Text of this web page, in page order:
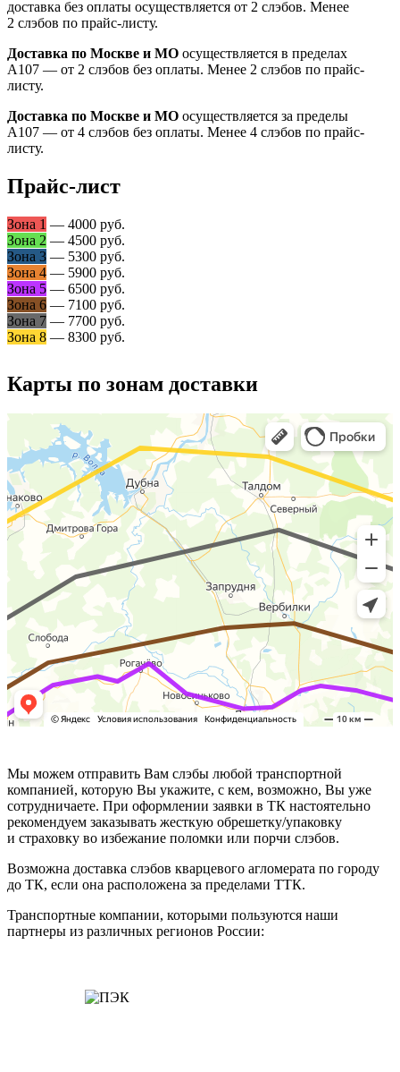
доставка без оплаты осуществляется от 2 слэбов. Менее
2 слэбов по прайс-листу.
Доставка по Москве и МО осуществляется в пределах
А107 — от 2 слэбов без оплаты. Менее 2 слэбов по прайс-
листу.
Доставка по Москве и МО осуществляется за пределы
А107 — от 4 слэбов без оплаты. Менее 4 слэбов по прайс-
листу.
Прайс-лист
Зона 1 — 4000 руб.
Зона 2 — 4500 руб.
Зона 3 — 5300 руб.
Зона 4 — 5900 руб.
Зона 5 — 6500 руб.
Зона 6 — 7100 руб.
Зона 7 — 7700 руб.
Зона 8 — 8300 руб.
Карты по зонам доставки
Мы можем отправить Вам слэбы любой транспортной
компанией, которую Вы укажите, с кем, возможно, Вы уже
сотрудничаете. При оформлении заявки в ТК настоятельно
рекомендуем заказывать жесткую обрешетку/упаковку
и страховку во избежание поломки или порчи слэбов.
Возможна доставка слэбов кварцевого агломерата по городу
до ТК, если она расположена за пределами ТТК.
Транспортные компании, которыми пользуются наши
партнеры из различных регионов России: